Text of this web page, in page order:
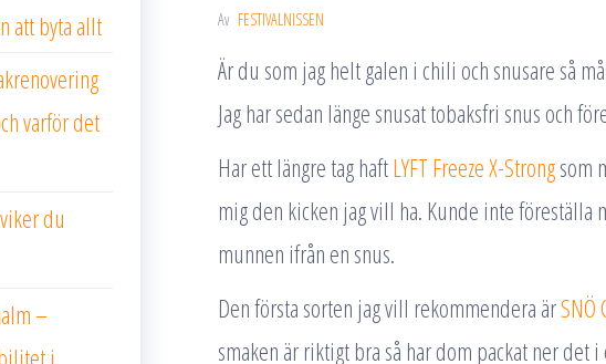
Av FESTIVALNISSEN
Är du som jag helt galen i chili och snusare så
Jag har sedan länge snusat tobaksfri snus och
Har ett längre tag haftLYFT Freeze X-Strongsom
mig den kicken jag vill ha. Kunde inte
munnen ifrån en snus.
Den första sorten jag vill rekommendera ärSNÖ
smaken är riktigt bra så har dom packat ner det
att byta allt
varför det
du
–
i